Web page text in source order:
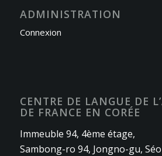
ADMINISTRATION
Connexion
CENTRE DE LANGUE DE
DE FRANCE EN CORÉE
Immeuble 94, 4ème étage,
Sambong-ro 94, Jongno-gu,